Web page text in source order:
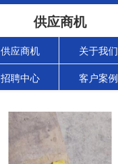
供应商机
供应商机 关于我们
招聘中心 客户案例